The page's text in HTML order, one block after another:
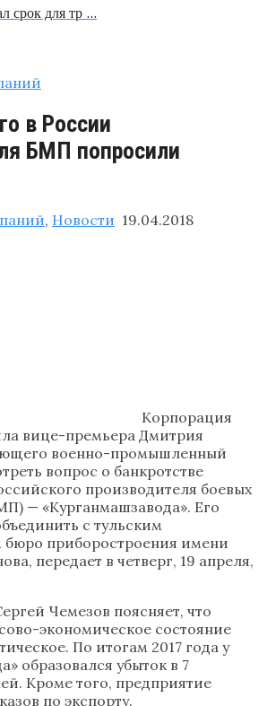
срок для тр …
в России
БМП попросили
, Новости 19.04.2018
Корпорация
вице-премьера Дмитрия
военно-промышленный
вопрос о банкротстве
производителя боевых
— «Курганмашзавода». Его
с тульским
бюро приборостроения имени
передает в четверг, 19 апреля,
Чемезов поясняет, что
экономическое состояние
По итогам 2017 года у
образовался убыток в 7
Кроме того, предприятие
по экспорту.